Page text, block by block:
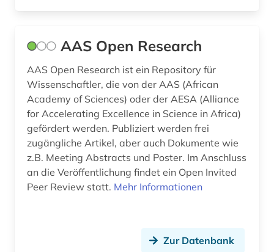
betriebswirtschaftslehre (1)
bgvr (2)
bibliografin (3)
bibliographie (8)
bibliometrie (2)
bibliothek (1)
bibliotheksbestand (1)
AAS Open Research
AAS Open Research ist ein Repository für
Wissenschaftler, die von der AAS (African
Academy of Sciences) oder der AESA (Alliance
for Accelerating Excellence in Science in Africa)
gefördert werden. Publiziert werden frei
zugängliche Artikel, aber auch Dokumente wie
z.B. Meeting Abstracts und Poster. Im Anschluss
an die Veröffentlichung findet ein Open Invited
Peer Review statt. Mehr Informationen
Zur Datenbank